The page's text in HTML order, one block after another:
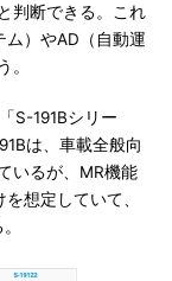
判断できる。これ
ム）やAD（自動運
。
S-191Bシリー
は、車載全般向
いるが、MR機能
想定していて、